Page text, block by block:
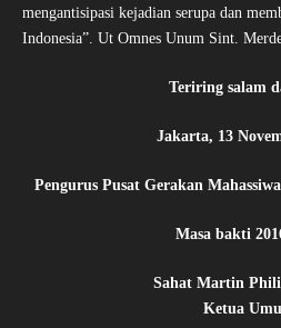
mengantisipasi kejadian serupa dan
Indonesia”. Ut Omnes Unum Sint.
Teriring salam
Jakarta, 13
Pengurus Pusat Gerakan
Masa bakti
Sahat Martin
Ketua